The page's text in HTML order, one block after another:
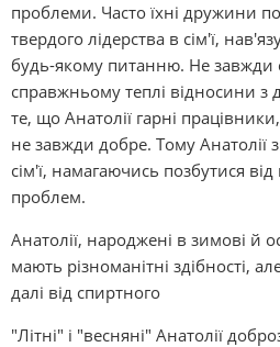
проблеми. Часто їхні дружини
твердого лідерства в сім'ї,
будь-якому питанню. Не завжди
справжньому теплі відносини
те, що Анатолії гарні
не завжди добре. Тому Анатолії
сім'ї, намагаючись позбутися
проблем.
Анатолії, народжені в зимові й
мають різноманітні здібності,
далі від спиртного
"Літні" і "весняні" Анатолії